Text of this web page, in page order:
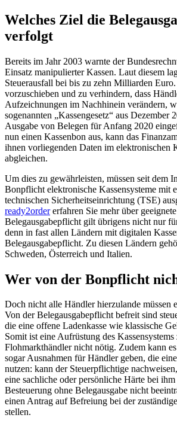
Welches Ziel die
verfolgt
Bereits im Jahr 2003 warnte der
Einsatz manipulierter Kassen. Laut diesem
Steuerausfall bei bis zu zehn Milliarden
vorzuschieben und zu verhindern, dass
Aufzeichnungen im Nachhinein verändern,
sogenannten „Kassengesetz“ aus Dezember
Ausgabe von Belegen für Anfang 2020
nun einen Kassenbon aus, kann das
ihnen vorliegenden Daten im elektronischen
abgleichen.
Um dies zu gewährleisten, müssen seit dem
Bonpflicht elektronische Kassensysteme mit
technischen Sicherheitseinrichtung (TSE)
ready2ordererfahren Sie mehr über
Belegausgabepflicht gilt übrigens nicht nur
denn in fast allen Ländern mit digitalen
Belegausgabepflicht. Zu diesen Ländern
Schweden, Österreich und Italien.
Wer von der Bonpflicht
Doch nicht alle Händler hierzulande müssen
Von der Belegausgabepflicht befreit sind
die eine offene Ladenkasse wie klassische
Somit ist eine Aufrüstung des
Flohmarkthändler nicht nötig. Zudem kann
sogar Ausnahmen für Händler geben, die
nutzen: kann der Steuerpflichtige
eine sachliche oder persönliche Härte bei
Besteuerung ohne Belegausgabe nicht
einen Antrag auf Befreiung bei der
stellen.